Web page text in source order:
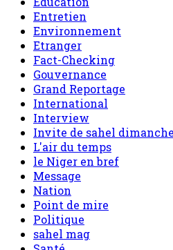
Entretien
Environnement
Etranger
Fact-Checking
Gouvernance
Grand Reportage
International
Interview
Invite de sahel dimanche
L'air du temps
le Niger en bref
Message
Nation
Point de mire
Politique
sahel mag